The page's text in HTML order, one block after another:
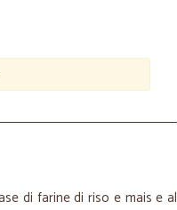
di farine di riso e mais e al